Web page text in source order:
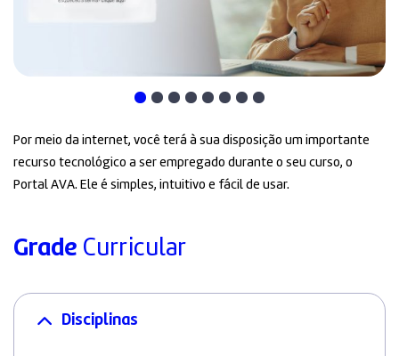
Por meio da internet, você terá à sua disposição um importante
recurso tecnológico a ser empregado durante o seu curso, o
Portal AVA. Ele é simples, intuitivo e fácil de usar.
Grade Curricular
Disciplinas